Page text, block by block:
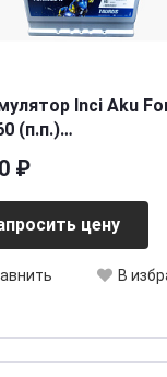
Inci Aku
(п.п.)
₽
цену
В